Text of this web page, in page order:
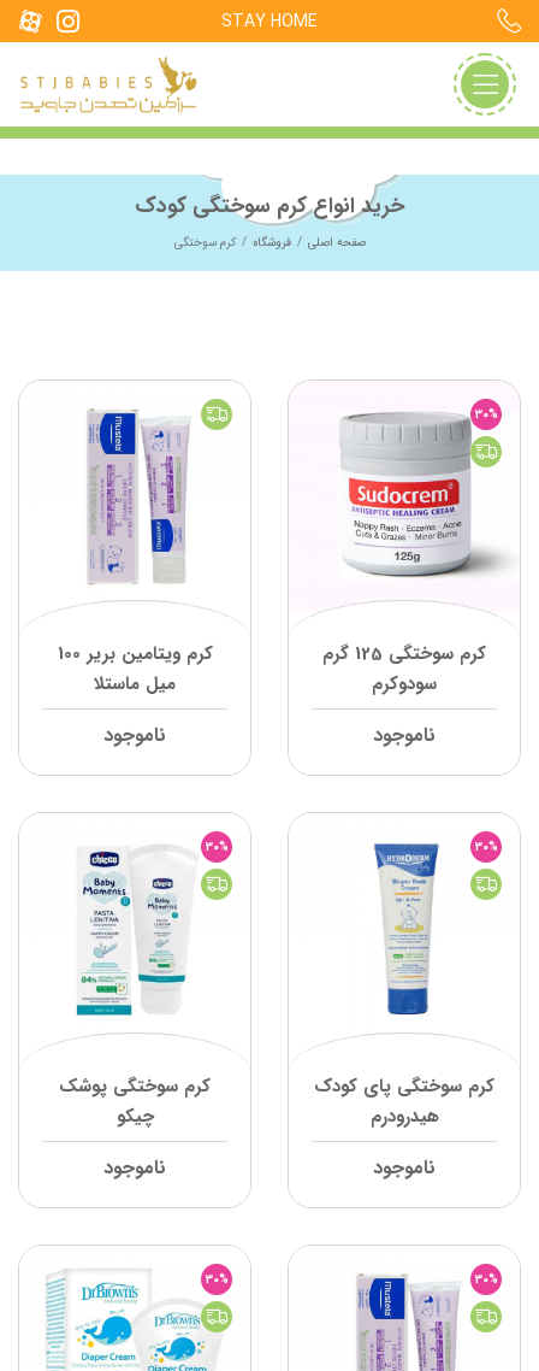
STAY HOME
خرید انواع کرم سوختگی کودک
صفحه اصلی فروشگاه کرم سوختگی
30%
کرم سوختگی 125 گرم
سودوکرم
ناموجود
کرم ویتامین بریر 100
میل ماستلا
ناموجود
30%
کرم سوختگی پای کودک
هیدرودرم
ناموجود
30%
کرم سوختگی پوشک
چیکو
ناموجود
30%
30%